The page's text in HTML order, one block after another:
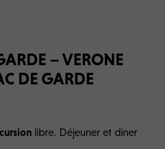
– VERONE
DE GARDE
libre. Déjeuner et diner